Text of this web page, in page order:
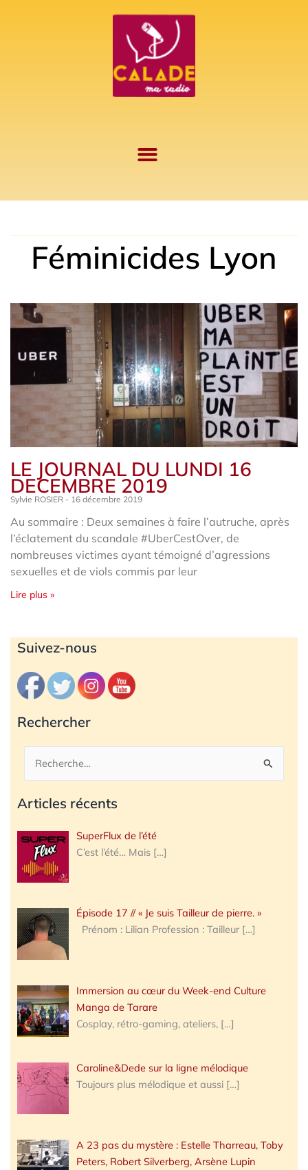
Féminicides Lyon
LE JOURNAL DU LUNDI 16
DECEMBRE 2019
Sylvie ROSIER 16 décembre 2019
Au sommaire : Deux semaines à faire l’autruche, après
l’éclatement du scandale #UberCestOver, de
nombreuses victimes ayant témoigné d’agressions
sexuelles et de viols commis par leur
Lire plus »
Suivez-nous
Rechercher
Rechercher :
Articles récents
SuperFlux de l’été
C’est l’été… Mais […]
Épisode 17 // « Je suis Tailleur de pierre. »
Prénom : Lilian Profession : Tailleur […]
Immersion au cœur du Week-end Culture
Manga de Tarare
Cosplay, rétro-gaming, ateliers, […]
Caroline&Dede sur la ligne mélodique
Toujours plus mélodique et aussi […]
A 23 pas du mystère : Estelle Tharreau, Toby
Peters, Robert Silverberg, Arsène Lupin
Archives